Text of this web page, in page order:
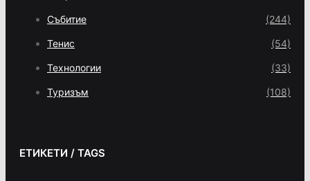
Събитие (244)
Тенис (54)
Технологии (33)
Туризъм (108)
ЕТИКЕТИ / TAGS